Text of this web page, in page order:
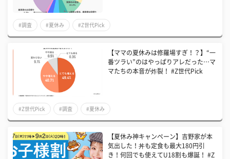
#調査 #夏休み #Z世代Pick
【ママの夏休みは修羅場すぎ！？】“一
番ツラい”のはやっぱりアレだった…マ
マたちの本音が炸裂！ #Z世代Pick
#Z世代Pick #調査 #夏休み
【夏休み神キャンペーン】吉野家が本
気出した！丼も定食も最大180円引
き！何回でも使えてU18割も爆誕！ #Z